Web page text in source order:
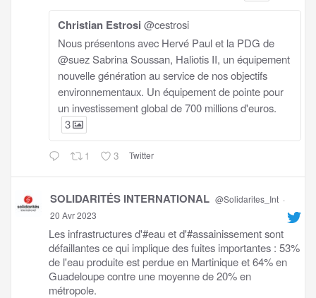
Christian Estrosi @cestrosi
Nous présentons avec Hervé Paul et la PDG de
@suez Sabrina Soussan, Haliotis II, un équipement
nouvelle génération au service de nos objectifs
environnementaux. Un équipement de pointe pour
un investissement global de 700 millions d'euros.
3
1 3 Twitter
SOLIDARITÉS INTERNATIONAL @Solidarites_Int ·
20 Avr 2023
Les infrastructures d'#eau et d'#assainissement sont
défaillantes ce qui implique des fuites importantes : 53%
de l'eau produite est perdue en Martinique et 64% en
Guadeloupe contre une moyenne de 20% en
métropole.